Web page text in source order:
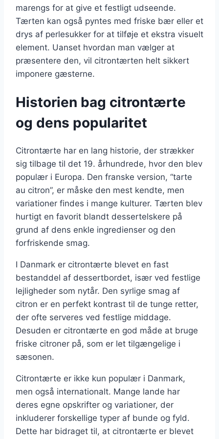
marengs for at give et festligt udseende.
Tærten kan også pyntes med friske bær eller et
drys af perlesukker for at tilføje et ekstra visuelt
element. Uanset hvordan man vælger at
præsentere den, vil citrontærten helt sikkert
imponere gæsterne.
Historien bag citrontærte
og dens popularitet
Citrontærte har en lang historie, der strækker
sig tilbage til det 19. århundrede, hvor den blev
populær i Europa. Den franske version, “tarte
au citron”, er måske den mest kendte, men
variationer findes i mange kulturer. Tærten blev
hurtigt en favorit blandt dessertelskere på
grund af dens enkle ingredienser og den
forfriskende smag.
I Danmark er citrontærte blevet en fast
bestanddel af dessertbordet, især ved festlige
lejligheder som nytår. Den syrlige smag af
citron er en perfekt kontrast til de tunge retter,
der ofte serveres ved festlige middage.
Desuden er citrontærte en god måde at bruge
friske citroner på, som er let tilgængelige i
sæsonen.
Citrontærte er ikke kun populær i Danmark,
men også internationalt. Mange lande har
deres egne opskrifter og variationer, der
inkluderer forskellige typer af bunde og fyld.
Dette har bidraget til, at citrontærte er blevet